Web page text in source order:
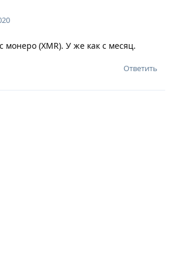
монеро (XMR). У же как с месяц.
Ответить